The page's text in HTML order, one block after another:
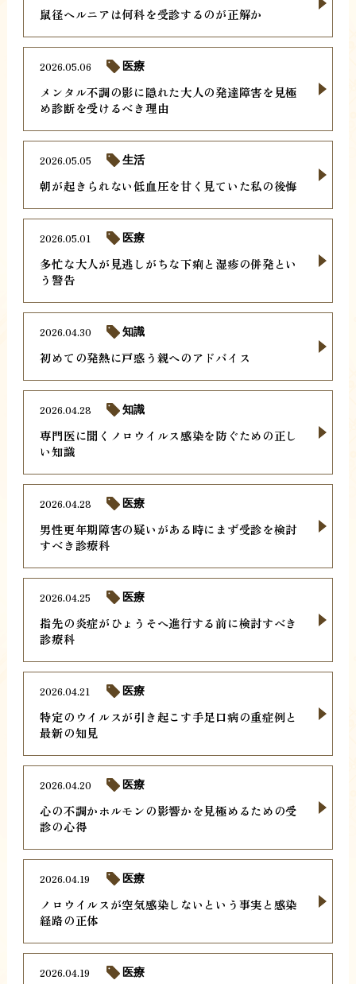
鼠径ヘルニアは何科を受診するのが正解か
メンタル不調の影に隠れた大人の発達障害を見極
め診断を受けるべき理由
2026.05.06 医療
朝が起きられない低血圧を甘く見ていた私の後悔
2026.05.05 生活
多忙な大人が見逃しがちな下痢と湿疹の併発とい
う警告
2026.05.01 医療
初めての発熱に戸惑う親へのアドバイス
2026.04.30 知識
専門医に聞くノロウイルス感染を防ぐための正し
い知識
2026.04.28 知識
男性更年期障害の疑いがある時にまず受診を検討
すべき診療科
2026.04.28 医療
指先の炎症がひょうそへ進行する前に検討すべき
診療科
2026.04.25 医療
特定のウイルスが引き起こす手足口病の重症例と
最新の知見
2026.04.21 医療
心の不調かホルモンの影響かを見極めるための受
診の心得
2026.04.20 医療
ノロウイルスが空気感染しないという事実と感染
経路の正体
2026.04.19 医療
2026.04.19 医療